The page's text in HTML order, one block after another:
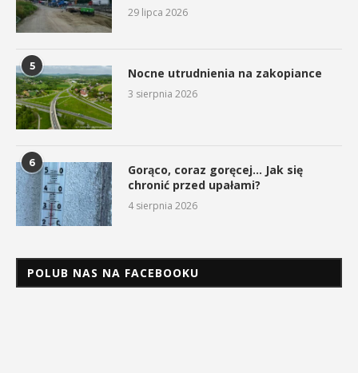
29 lipca 2026
5 Nocne utrudnienia na zakopiance
3 sierpnia 2026
6
Gorąco, coraz goręcej… Jak się
chronić przed upałami?
4 sierpnia 2026
POLUB NAS NA FACEBOOKU